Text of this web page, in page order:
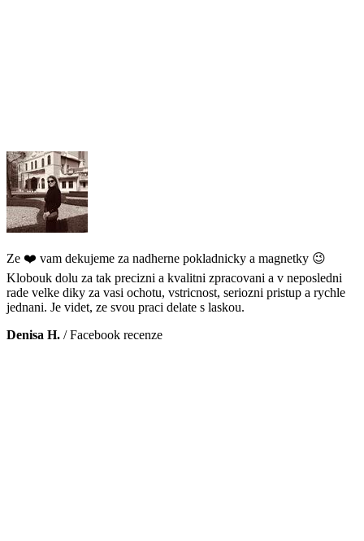
Ze ❤️ vam dekujeme za nadherne pokladnicky a magnetky 😉
Klobouk dolu za tak precizni a kvalitni zpracovani a v neposledni
rade velke diky za vasi ochotu, vstricnost, seriozni pristup a rychle
jednani. Je videt, ze svou praci delate s laskou.
Denisa H. /Facebook recenze